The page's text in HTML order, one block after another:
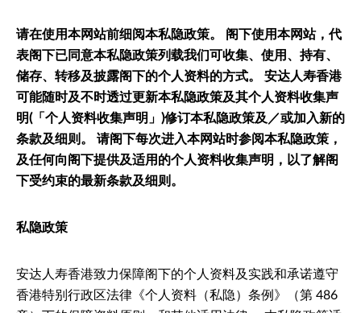
请在使用本网站前细阅本私隐政策。 阁下使用本网站，代
表阁下已同意本私隐政策列载我们可收集、使用、持有、
储存、转移及披露阁下的个人资料的方式。 安达人寿香港
可能随时及不时透过更新本私隐政策及其个人资料收集声
明(「个人资料收集声明」)修订本私隐政策及／或加入新的
条款及细则。 请阁下每次进入本网站时参阅本私隐政策，
及任何向阁下提供及适用的个人资料收集声明，以了解阁
下受约束的最新条款及细则。
私隐政策
安达人寿香港致力保障阁下的个人资料及实践和承诺遵守
香港特别行政区法律《个人资料（私隐）条例》（第 486